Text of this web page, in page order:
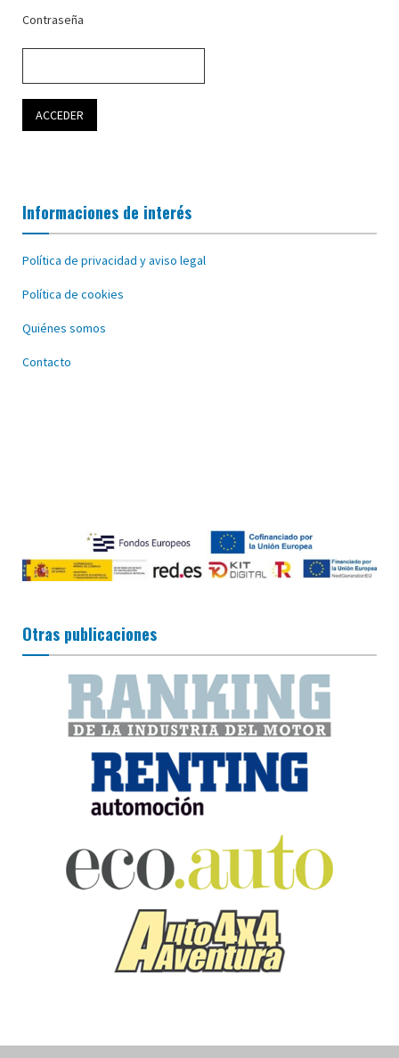
Contraseña
Informaciones de interés
Política de privacidad y aviso legal
Política de cookies
Quiénes somos
Contacto
Otras publicaciones